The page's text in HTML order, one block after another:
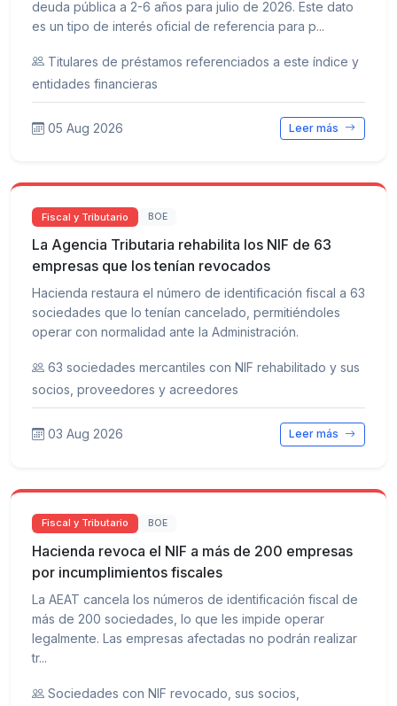
deuda pública a 2-6 años para julio de 2026. Este dato
es un tipo de interés oficial de referencia para p...
Titulares de préstamos referenciados a este índice y
entidades financieras
05 Aug 2026 Leer más
Fiscal y Tributario BOE
La Agencia Tributaria rehabilita los NIF de 63
empresas que los tenían revocados
Hacienda restaura el número de identificación fiscal a 63
sociedades que lo tenían cancelado, permitiéndoles
operar con normalidad ante la Administración.
63 sociedades mercantiles con NIF rehabilitado y sus
socios, proveedores y acreedores
03 Aug 2026 Leer más
Fiscal y Tributario BOE
Hacienda revoca el NIF a más de 200 empresas
por incumplimientos fiscales
La AEAT cancela los números de identificación fiscal de
más de 200 sociedades, lo que les impide operar
legalmente. Las empresas afectadas no podrán realizar
tr...
Sociedades con NIF revocado, sus socios,